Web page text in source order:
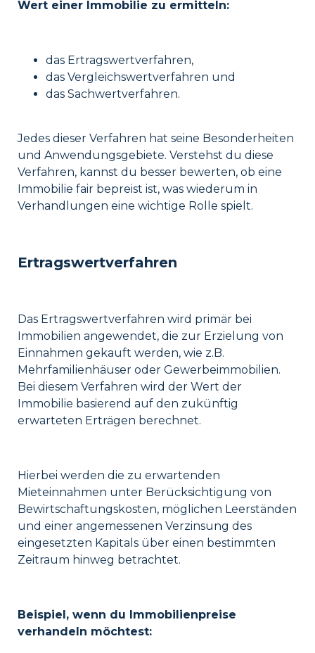
Wert einer Immobilie zu ermitteln:
das Ertragswertverfahren,
das Vergleichswertverfahren und
das Sachwertverfahren.
Jedes dieser Verfahren hat seine Besonderheiten
und Anwendungsgebiete. Verstehst du diese
Verfahren, kannst du besser bewerten, ob eine
Immobilie fair bepreist ist, was wiederum in
Verhandlungen eine wichtige Rolle spielt.
Ertragswertverfahren
Das Ertragswertverfahren wird primär bei
Immobilien angewendet, die zur Erzielung von
Einnahmen gekauft werden, wie z.B.
Mehrfamilienhäuser oder Gewerbeimmobilien.
Bei diesem Verfahren wird der Wert der
Immobilie basierend auf den zukünftig
erwarteten Erträgen berechnet.
Hierbei werden die zu erwartenden
Mieteinnahmen unter Berücksichtigung von
Bewirtschaftungskosten, möglichen Leerständen
und einer angemessenen Verzinsung des
eingesetzten Kapitals über einen bestimmten
Zeitraum hinweg betrachtet.
Beispiel, wenn du Immobilienpreise
verhandeln möchtest: